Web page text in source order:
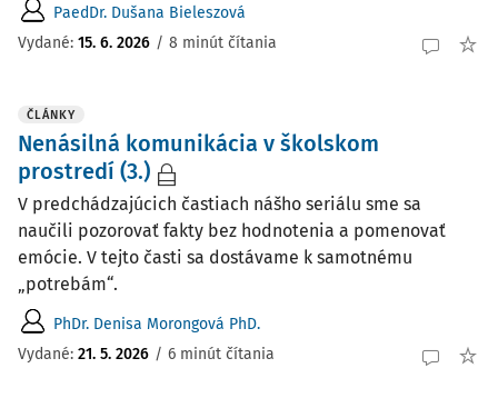
PaedDr. Dušana Bieleszová
Vydané: 15. 6. 2026 / 8 minút čítania
ČLÁNKY
Nenásilná komunikácia v školskom
prostredí (3.)
V predchádzajúcich častiach nášho seriálu sme sa
naučili pozorovať fakty bez hodnotenia a pomenovať
emócie. V tejto časti sa dostávame k samotnému
„potrebám“.
PhDr. Denisa Morongová PhD.
Vydané: 21. 5. 2026 / 6 minút čítania